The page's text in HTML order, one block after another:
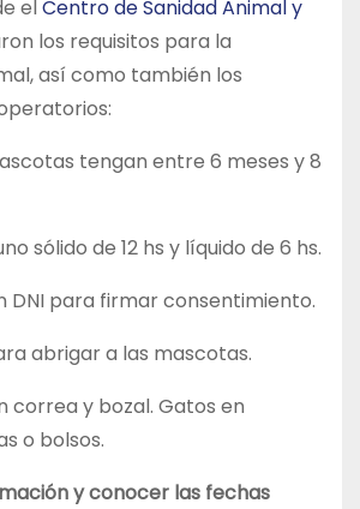
elCentro de Sanidad Animal y
los requisitos para la
así como también los
tengan entre 6 meses y 8
sólido de 12 hs y líquido de 6 hs.
para firmar consentimiento.
abrigar a las mascotas.
y bozal. Gatos en
o bolsos.
y conocer las fechas